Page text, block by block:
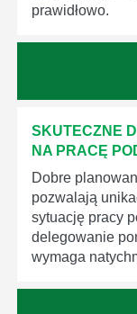
prawidłowo.
SKUTECZNE
NA PRACĘ
Dobre
pozwalają
sytuację pracy
delegowanie
wymaga